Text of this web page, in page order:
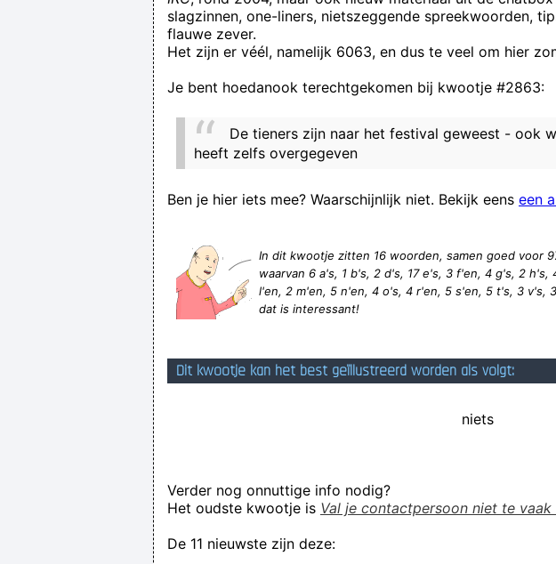
Paard trapt
slagzinnen, one-liners, nietszeggende spreekwoorden,
flauwe zever.
Het zijn er véél, namelijk 6063, en dus te veel om hier
Je bent hoedanook terechtgekomen bij kwootje #2863:
De tieners zijn naar het festival geweest - ook
heeft zelfs overgegeven
Ben je hier iets mee? Waarschijnlijk niet. Bekijk eens een
In dit kwootje zitten 16 woorden, samen goed voor
waarvan 6 a's, 1 b's, 2 d's, 17 e's, 3 f'en, 4 g's, 2 h's,
l'en, 2 m'en, 5 n'en, 4 o's, 4 r'en, 5 s'en, 5 t's, 3 v's,
dat is interessant!
Dit kwootje kan het best geïllustreerd worden als volgt:
niets
Verder nog onnuttige info nodig?
Het oudste kwootje is Val je contactpersoon niet te vaak
De 11 nieuwste zijn deze: